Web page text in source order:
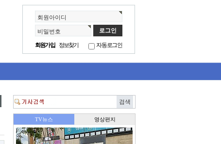
회원아이디
비밀번호
회원가입
정보찾기 자동로그인